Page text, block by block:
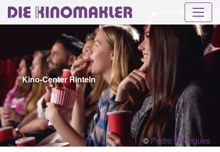
Kino-Center Rinteln
©Pedro Rodrigues